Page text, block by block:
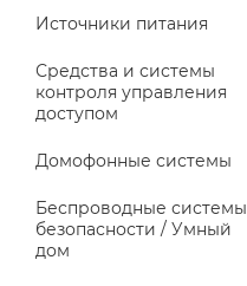
Источники питания
Средства и системы
контроля управления
доступом
Домофонные системы
Беспроводные системы
безопасности / Умный
дом